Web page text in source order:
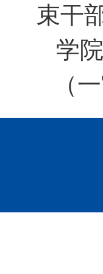
束干
学
（